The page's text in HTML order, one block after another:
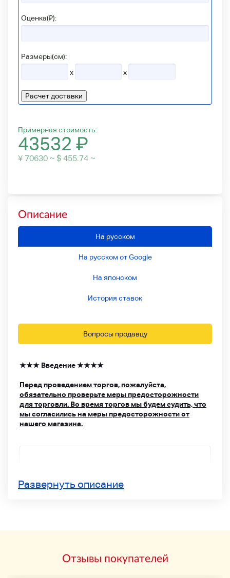
Оценка(₽):
Размеры(см):
x
x
Расчет доставки
Примерная стоимость:
43532 ₽
¥ 70630 ~ $ 455.74 ~
Описание
На русском
На русском от Google
На японском
История ставок
Вопросы продавцу
★★★ Введение ★★★★
Перед проведением торгов, пожалуйста,
обязательно проверьте меры предосторожности
для торговли. Во время торгов мы будем судить, что
мы согласились на меры предосторожности от
нашего магазина.
Развернуть описание
Отзывы покупателей